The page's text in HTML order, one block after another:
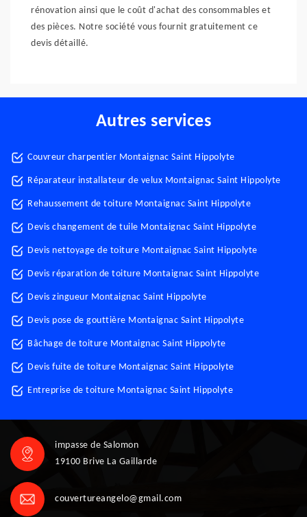
rénovation ainsi que le coût d'achat des consommables et
des pièces. Notre société vous fournit gratuitement ce
devis détaillé.
Autres services
Couvreur charpentier Montaignac Saint Hippolyte
Réparateur installateur de velux Montaignac Saint Hippolyte
Rehaussement de toiture Montaignac Saint Hippolyte
Devis changement de tuile Montaignac Saint Hippolyte
Devis nettoyage de toiture Montaignac Saint Hippolyte
Devis réparation de toiture Montaignac Saint Hippolyte
Devis zingueur Montaignac Saint Hippolyte
Devis pose de gouttière Montaignac Saint Hippolyte
Bâchage de toiture Montaignac Saint Hippolyte
Devis fuite de toiture Montaignac Saint Hippolyte
Entreprise de toiture Montaignac Saint Hippolyte
impasse de Salomon
19100 Brive La Gaillarde
couvertureangelo@gmail.com